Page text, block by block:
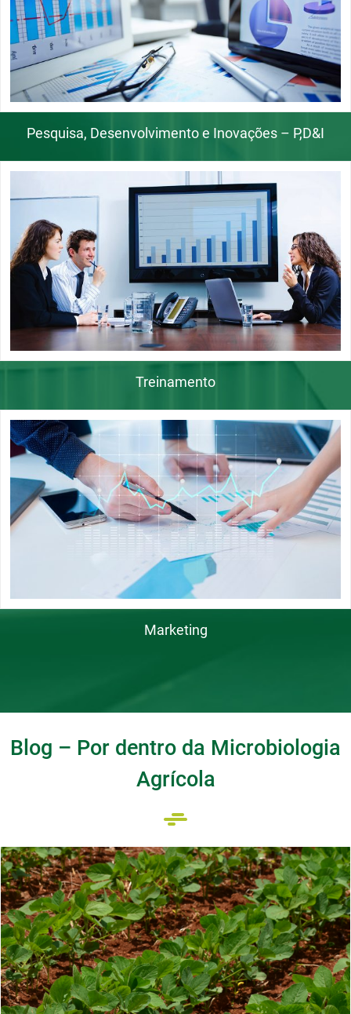
Pesquisa, Desenvolvimento e Inovações – P,D&I
Treinamento
Marketing
Blog – Por dentro da Microbiologia
Agrícola